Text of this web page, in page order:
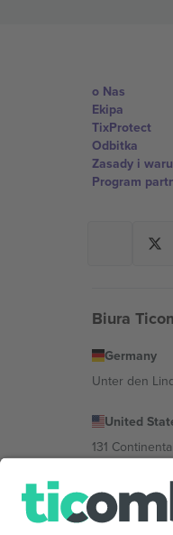
o Nas
Ekipa
TixProtect
Odbitka
Zasady i
Program
Biura
Germany
Unter den
United
131
Bulgaria
Regus Sofia